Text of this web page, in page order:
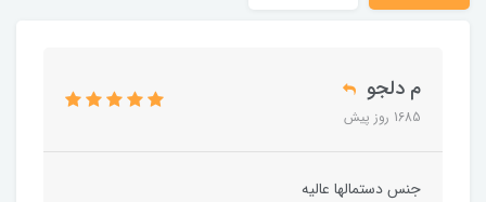
م دلجو
1685 روز پیش
جنس دستمالها عالیه